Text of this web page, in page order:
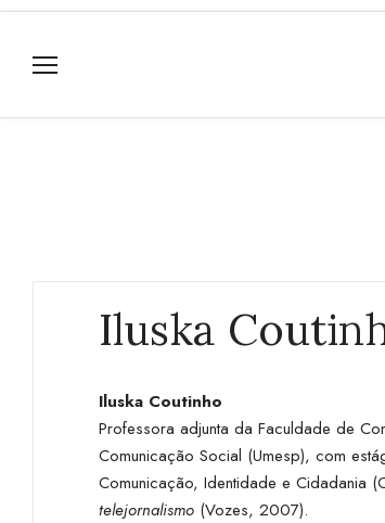
Iluska
Iluska Coutinho
Professora adjunta da Faculdade de
Comunicação Social (Umesp), com
Comunicação, Identidade e Cidadania
telejornalismo (Vozes, 2007).